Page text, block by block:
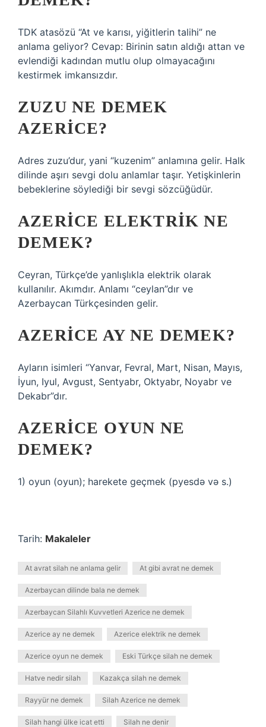
TDK atasözü “At ve karısı, yiğitlerin talihi” ne
anlama geliyor? Cevap: Birinin satın aldığı attan ve
evlendiği kadından mutlu olup olmayacağını
kestirmek imkansızdır.
ZUZU NE DEMEK
AZERICE?
Adres zuzu’dur, yani “kuzenim” anlamına gelir. Halk
dilinde aşırı sevgi dolu anlamlar taşır. Yetişkinlerin
bebeklerine söylediği bir sevgi sözcüğüdür.
AZERICE ELEKTRIK NE
DEMEK?
Ceyran, Türkçe’de yanlışlıkla elektrik olarak
kullanılır. Akımdır. Anlamı “ceylan”dır ve
Azerbaycan Türkçesinden gelir.
AZERICE AY NE DEMEK?
Ayların isimleri “Yanvar, Fevral, Mart, Nisan, Mayıs,
İyun, Iyul, Avgust, Sentyabr, Oktyabr, Noyabr ve
Dekabr”dır.
AZERICE OYUN NE
DEMEK?
1) oyun (oyun); harekete geçmek (pyesdə və s.)
Tarih: Makaleler
At avrat silah ne anlama gelir At gibi avrat ne demek
Azerbaycan dilinde bala ne demek
Azerbaycan Silahlı Kuvvetleri Azerice ne demek
Azerice ay ne demek Azerice elektrik ne demek
Azerice oyun ne demek Eski Türkçe silah ne demek
Hatve nedir silah Kazakça silah ne demek
Rayyür ne demek Silah Azerice ne demek
Silah hangi ülke icat etti Silah ne denir